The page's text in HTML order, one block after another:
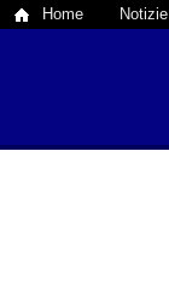
Home Notizie